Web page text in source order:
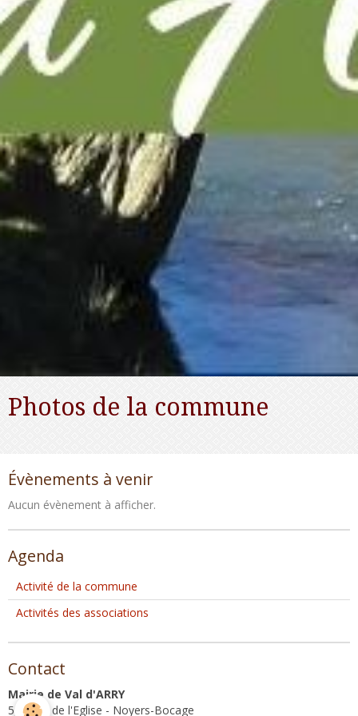
Photos de la commune
Évènements à venir
Aucun évènement à afficher.
Agenda
Activité de la commune
Activités des associations
Contact
Mairie de Val d'ARRY
5, Place de l'Eglise - Noyers-Bocage